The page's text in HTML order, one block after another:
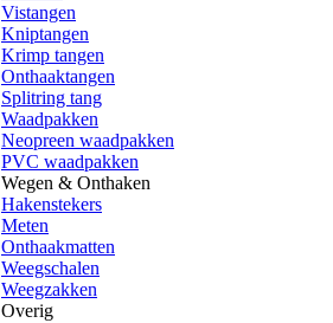
Vistangen
Kniptangen
Krimp tangen
Onthaaktangen
Splitring tang
Waadpakken
Neopreen waadpakken
PVC waadpakken
Wegen & Onthaken
Hakenstekers
Meten
Onthaakmatten
Weegschalen
Weegzakken
Overig